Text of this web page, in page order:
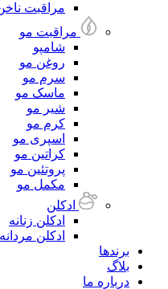
مراقبت
مراقبت مو
شامپو
روغن مو
سرم مو
ماسک مو
شیر مو
کرم مو
اسپری مو
کراتین مو
پروتئین مو
مکمل مو
ادکلن
ادکلن زنانه
ادکلن مردانه
برندها
بلاگ
درباره ما